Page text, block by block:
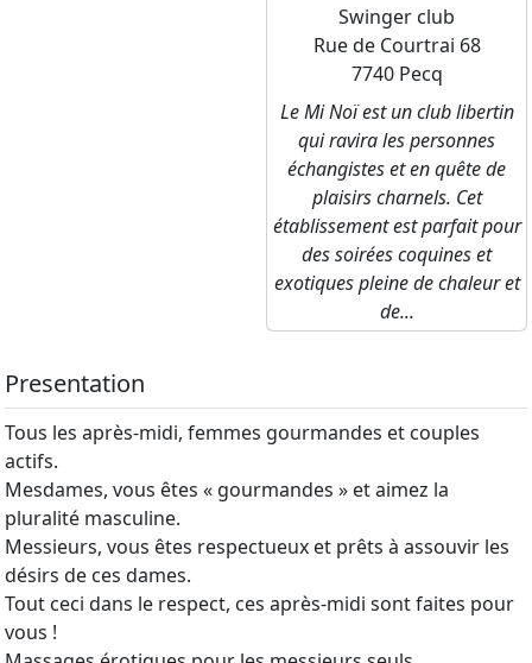
Swinger club
Rue de Courtrai 68
7740 Pecq
Le Mi Noï est un club libertin
qui ravira les personnes
échangistes et en quête de
plaisirs charnels. Cet
établissement est parfait pour
des soirées coquines et
exotiques pleine de chaleur et
de...
Presentation
Tous les après-midi, femmes gourmandes et couples
actifs.
Mesdames, vous êtes « gourmandes » et aimez la
pluralité masculine.
Messieurs, vous êtes respectueux et prêts à assouvir les
désirs de ces dames.
Tout ceci dans le respect, ces après-midi sont faites pour
vous !